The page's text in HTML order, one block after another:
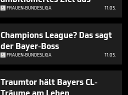
FRAUEN-BUNDESLIGA 11.05.
Champions League? Das sagt
der Bayer-Boss
FRAUEN-BUNDESLIGA 11.05.
Traumtor hält Bayers CL-